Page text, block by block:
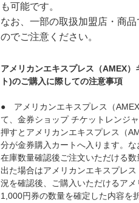
も可能です。
なお、一部の取扱加盟店・商
のでご注意ください。
アメリカンエキスプレス（AMEX
ト)のご購入に際しての注意事項
● アメリカンエキスプレス（
て、金券ショップ チケットレンジ
押すとアメリカンエキスプレス（
分が金券購入カートへ入ります。
在庫数量確認後ご注文いただける
出た場合はアメリカンエキスプレ
況を確認後、ご購入いただけるア
1,000円券の数量を確定した内容を